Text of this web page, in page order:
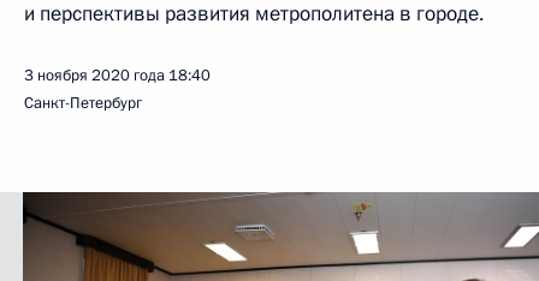
и перспективы развития метрополитена в городе.
3 ноября 2020 года 18:40
Санкт-Петербург